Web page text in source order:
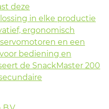
deze
in elke productie
ergonomisch
en een
bediening en
de SnackMaster 200